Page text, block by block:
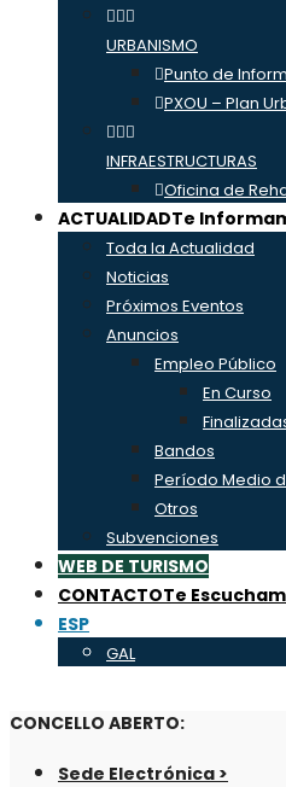
URBANISMO
Punto de
PXOU – Plan
INFRAESTRUCTURAS
Oficina de
ACTUALIDADTe
Toda la Actualidad
Noticias
Próximos Eventos
Anuncios
Empleo Público
En Curso
Bandos
Período Medio
Otros
Subvenciones
WEB DE TURISMO
CONTACTOTe
ESP
GAL
CONCELLO ABERTO:
Sede Electrónica >